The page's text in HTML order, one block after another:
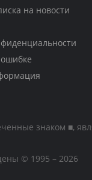
на новости
знаком ■,
© 1995 – 2026